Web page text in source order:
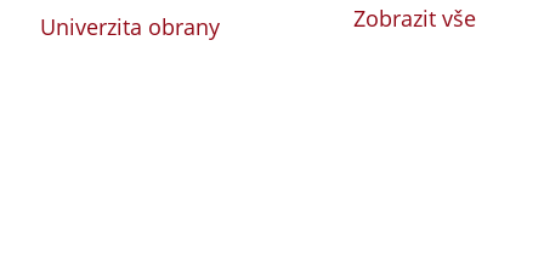
Univerzita obrany Zobrazit vše